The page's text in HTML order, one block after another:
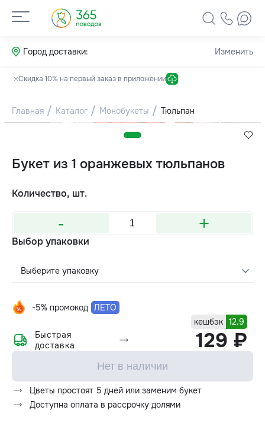
Город доставки: Изменить
Скидка 10% на первый заказ в приложении
Главная Каталог Монобукеты Тюльпан
Букет из 1 оранжевых тюльпанов
Количество, шт.
- +
Выбор упаковки
Выберите упаковку
-5% промокод ЛЕТО
кешбэк 12.9
129 ₽
Быстрая
доставка
Нет в наличии
Цветы простоят 5 дней или заменим букет
Доступна оплата в рассрочку долями